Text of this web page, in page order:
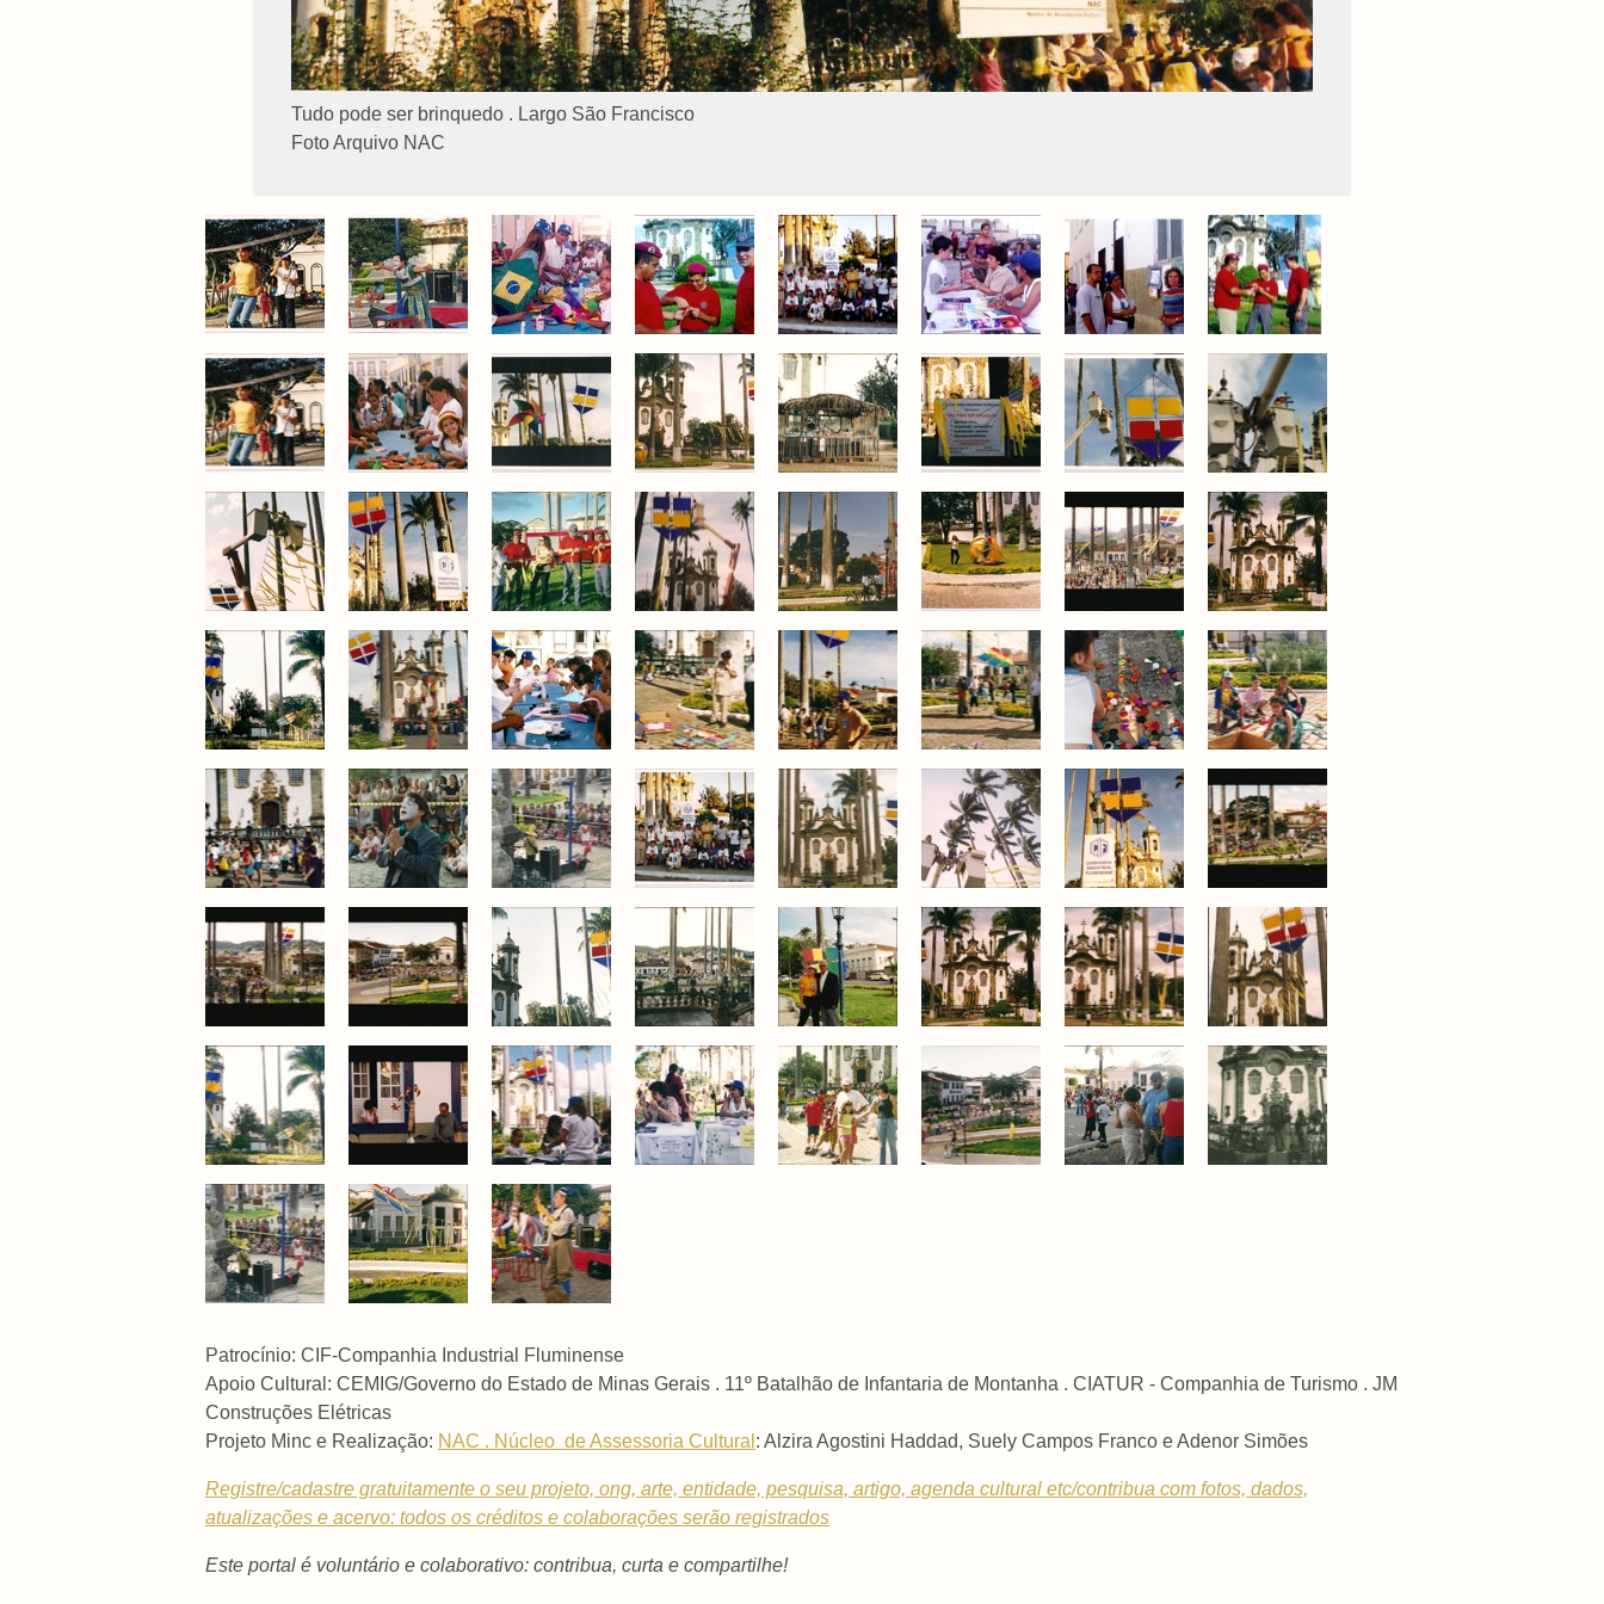
Tudo pode ser brinquedo . Largo São Francisco
Foto Arquivo NAC
Patrocínio: CIF-Companhia Industrial Fluminense
Apoio Cultural: CEMIG/Governo do Estado de Minas Gerais . 11º Batalhão de Infantaria de Montanha . CIATUR - Companhia de Turismo . JM
Construções Elétricas
Projeto Minc e Realização: NAC . Núcleo de Assessoria Cultural : Alzira Agostini Haddad, Suely Campos Franco e Adenor Simões
Registre/cadastre gratuitamente o seu projeto, ong, arte, entidade, pesquisa, artigo, agenda cultural etc/contribua com fotos, dados,
atualizações e acervo: todos os créditos e colaborações serão registrados
Este portal é voluntário e colaborativo: contribua, curta e compartilhe!